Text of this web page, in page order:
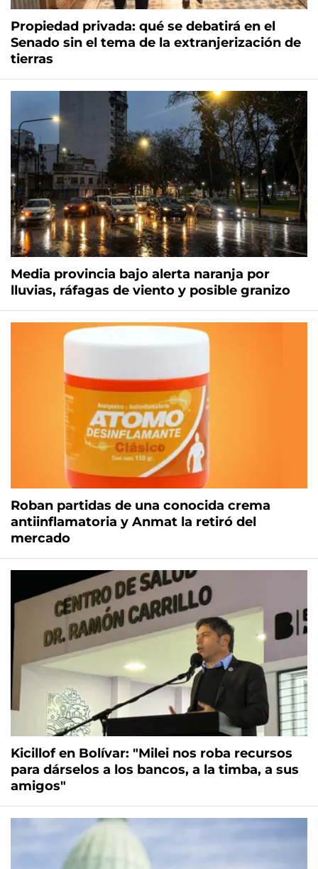
Propiedad privada: qué se debatirá en el
Senado sin el tema de la extranjerización de
tierras
Media provincia bajo alerta naranja por
lluvias, ráfagas de viento y posible granizo
Roban partidas de una conocida crema
antiinflamatoria y Anmat la retiró del
mercado
Kicillof en Bolívar: "Milei nos roba recursos
para dárselos a los bancos, a la timba, a sus
amigos"